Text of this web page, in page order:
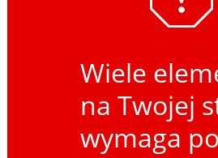
Wiele
na Twojej
wymaga